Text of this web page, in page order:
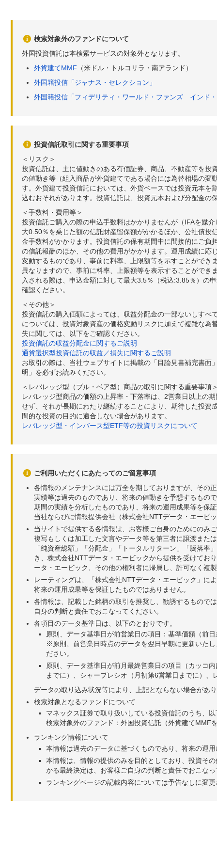
検索対象外のファンドについて
外国投資信託は本検索サービスの対象外となります。
外貨建てMMF （米ドル・トルコリラ・南アランド）
外国籍投信「ジャナス・セレクション」
外国籍投信「フィデリティ・ワールド・ファンズ インド
投資信託取引に関する重要事項
＜リスク＞
投資信託は、主に値動きのある有価証券、商品、不動産等を
の値動き等（組入商品が外貨建てである場合には為替相場の
す。外貨建て投資信託においては、外貨ベースでは投資元本
込むおそれがあります。投資信託は、投資元本および分配金の
＜手数料・費用等＞
投資信託ご購入の際の申込手数料はかかりませんが（IFAを媒
大0.50％を乗じた額の信託財産留保額がかかるほか、公社債
金手数料がかかります。投資信託の保有期間中に間接的にご
の信託報酬のほか、その他の費用がかかります。運用成績に
変動するものであり、事前に料率、上限額等を示すことがで
異なりますので、事前に料率、上限額等を表示することがで
入される際は、申込金額に対して最大3.5％（税込:3.85％）の
確認ください。
＜その他＞
投資信託の購入価額によっては、収益分配金の一部ないしす
については、投資対象資産の価格変動リスクに加えて複雑な
失に関しては、以下をご確認ください。
投資信託の収益分配金に関するご説明
通貨選択型投資信託の収益／損失に関するご説明
お取引の際は、当社ウェブサイトに掲載の「目論見書補完書
明」を必ずお読みください。
＜レバレッジ型（ブル・ベア型）商品の取引に関する重要事項
レバレッジ型商品の価額の上昇率・下落率は、2営業日以上の
せず、それが長期にわたり継続することにより、期待した投
間的な投資の目的に適合しない場合があります。
レバレッジ型・インバース型ETF等の投資リスクについて
ご利用いただくにあたってのご留意事項
各情報のメンテナンスには万全を期しておりますが、その
実績等は過去のものであり、将来の値動きを予想するもの
期間の実績を分析したものであり、将来の運用成果等を保
当社ならびに情報提供会社（株式会社NTTデータ・エービ
当サイトで提供する各情報は、お客様ご自身のためにのみ
複写もしくは加工した文言やデータ等を第三者に譲渡また
「純資産総額」「分配金」「トータルリターン」「騰落
き、株式会社NTTデータ・エービックから提供を受けてお
ータ・エービック、その他の権利者に帰属し、許可なく複
レーティングは、「株式会社NTTデータ・エービック」に
将来の運用成果等を保証したものではありません。
各情報は、記載した銘柄の取引を推奨し、勧誘するもので
自身の判断と責任でおこなってください。
各項目のデータ基準日は、以下のとおりです。
原則、データ基準日が前営業日の項目：基準価額（前
※原則、前営業日時点のデータを翌日早朝に更新いた
ださい。
原則、データ基準日が前月最終営業日の項目（カッコ
までに）、シャープレシオ（月初第6営業日までに）
データの取り込み状況等により、上記とならない場合があ
検索対象となるファンドについて
マネックス証券で取り扱いしている投資信託のうち、
検索対象外のファンド：外国投資信託（外貨建てMMF
ランキング情報について
本情報は過去のデータに基づくものであり、将来の運
本情報は、情報の提供のみを目的としており、投資そ
かる最終決定は、お客様ご自身の判断と責任でおこな
ランキングページの記載内容については予告なしに変